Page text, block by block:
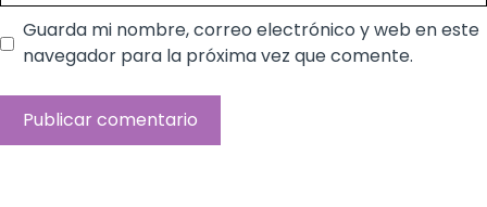
Guarda mi nombre, correo electrónico y web en este
navegador para la próxima vez que comente.